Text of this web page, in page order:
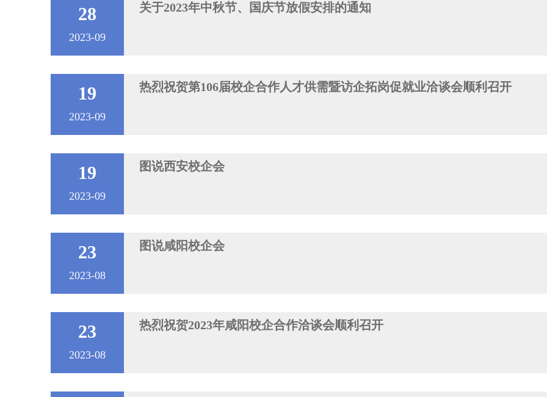
28
2023-09
关于2023年中秋节、国庆节放假安排的通知
19
2023-09
热烈祝贺第106届校企合作人才供需暨访企拓岗促就业洽谈会顺利召开
19
2023-09
图说西安校企会
23
2023-08
图说咸阳校企会
23
2023-08
热烈祝贺2023年咸阳校企合作洽谈会顺利召开